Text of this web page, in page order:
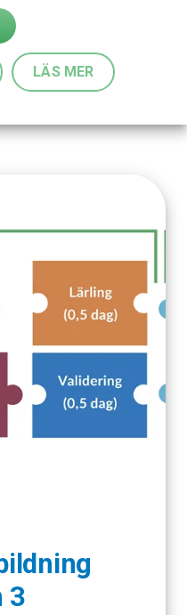
LÄS MER
3